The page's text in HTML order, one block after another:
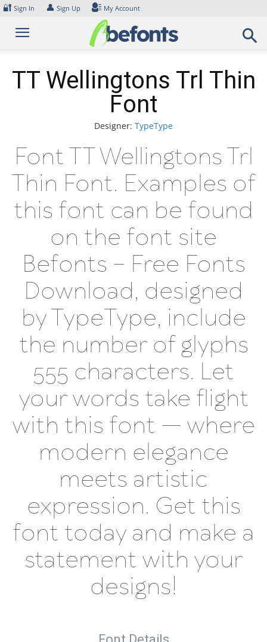
Skip
content
🔐 Sign In 👤 Sign Up My Account
TT Wellingtons Trl Thin
Font
Designer: TypeType
Font TT Wellingtons Trl
Thin Font. Examples of
this font can be found
on the font site
Befonts – Free Fonts
Download, designed
by TypeType, include
the number of glyphs
555 characters. Let
your words take flight
with this font — where
modern elegance
meets artistic
expression. Get this
font today and make a
statement with your
designs!